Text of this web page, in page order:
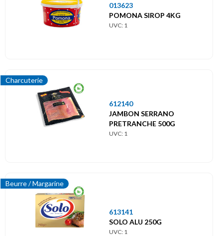
013623
POMONA SIROP 4KG
UVC: 1
Charcuterie
612140
JAMBON SERRANO
PRETRANCHE 500G
UVC: 1
Beurre / Margarine
613141
SOLO ALU 250G
UVC: 1